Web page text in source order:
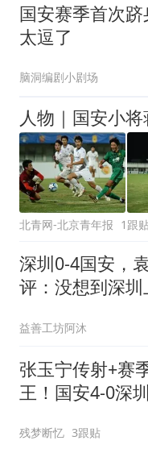
国安赛季首次跻
太逗了
脑洞编剧小剧场
人物｜国安小
北青网-北京青年报 1跟
深圳0-4国安，
评：没想到深圳
降太多
益善工坊阿沐
张玉宁传射+赛
王！国安4-0深
残梦断忆 3跟贴